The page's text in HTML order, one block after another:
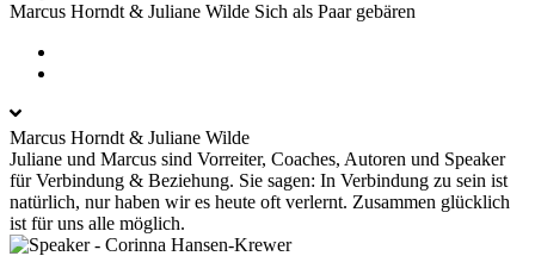
Marcus Horndt & Juliane Wilde Sich als Paar gebären
Marcus Horndt & Juliane Wilde
Juliane und Marcus sind Vorreiter, Coaches, Autoren und Speaker
für Verbindung & Beziehung. Sie sagen: In Verbindung zu sein ist
natürlich, nur haben wir es heute oft verlernt. Zusammen glücklich
ist für uns alle möglich.